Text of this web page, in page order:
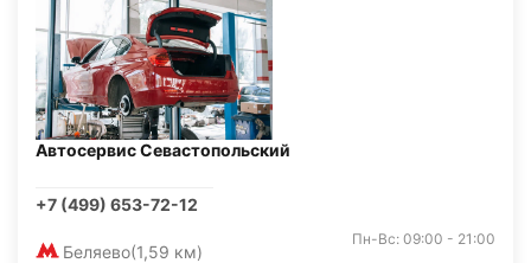
Автосервис Севастопольский
+7 (499) 653-72-12
Беляево(1,59 км)
Пн-Вс: 09:00 - 21:00